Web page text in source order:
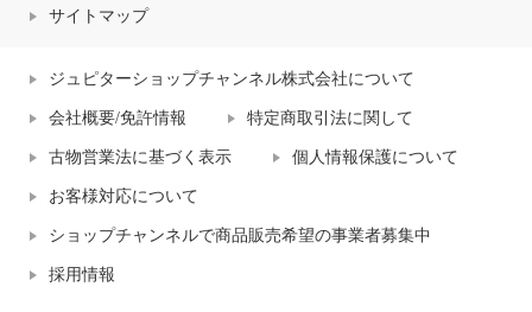
サイトマップ
ジュピターショップチャンネル株式会社について
会社概要/免許情報 特定商取引法に関して
古物営業法に基づく表示 個人情報保護について
お客様対応について
ショップチャンネルで商品販売希望の事業者募集中
採用情報